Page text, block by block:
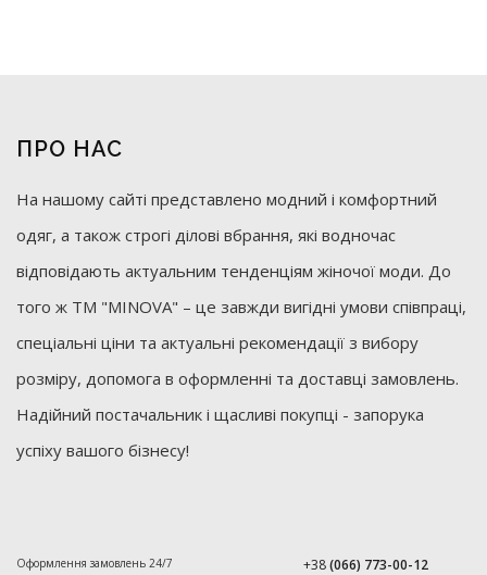
ПРО НАС
На нашому сайті представлено модний і комфортний
одяг, а також строгі ділові вбрання, які водночас
відповідають актуальним тенденціям жіночої моди. До
того ж ТМ "MINOVA" – це завжди вигідні умови співпраці,
спеціальні ціни та актуальні рекомендації з вибору
розміру, допомога в оформленні та доставці замовлень.
Надійний постачальник і щасливі покупці - запорука
успіху вашого бізнесу!
Оформлення замовлень 24/7
+38(066) 773-00-12